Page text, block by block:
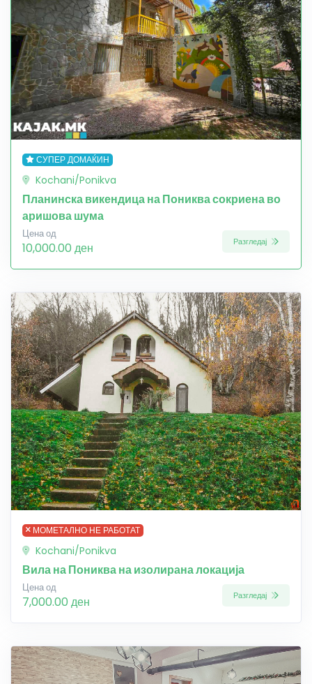
СУПЕР ДОМАЌИН
Kochani/Ponikva
Планинска викендица на Пониква сокриена во
аришова шума
Цена од
10,000.00 ден Разгледај
МОМЕТАЛНО НЕ РАБОТАТ
Kochani/Ponikva
Вила на Пониква на изолирана локација
Цена од
7,000.00 ден Разгледај